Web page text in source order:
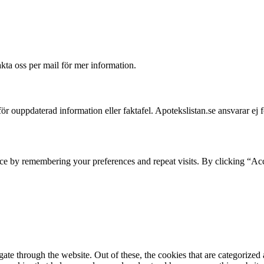
oss per mail för mer information.
ouppdaterad information eller faktafel. Apotekslistan.se ansvarar
by remembering your preferences and repeat visits. By clicking
through the website. Out of these, the cookies that are categorized